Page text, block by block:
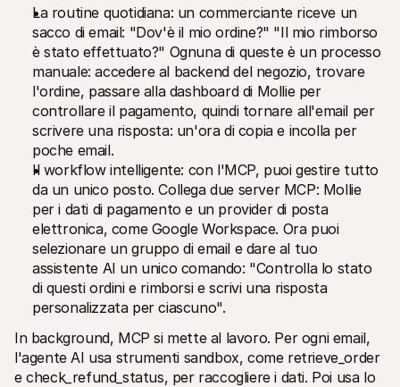
La routine quotidiana: un commerciante riceve un
sacco di email: "Dov'è il mio ordine?" "Il mio rimborso
è stato effettuato?" Ognuna di queste è un processo
manuale: accedere al backend del negozio, trovare
l'ordine, passare alla dashboard di Mollie per
controllare il pagamento, quindi tornare all'email per
scrivere una risposta: un'ora di copia e incolla per
poche email.
Il workflow intelligente: con l'MCP, puoi gestire tutto
da un unico posto. Collega due server MCP: Mollie
per i dati di pagamento e un provider di posta
elettronica, come Google Workspace. Ora puoi
selezionare un gruppo di email e dare al tuo
assistente AI un unico comando: "Controlla lo stato
di questi ordini e rimborsi e scrivi una risposta
personalizzata per ciascuno".
In background, MCP si mette al lavoro. Per ogni email,
l'agente AI usa strumenti sandbox, come retrieve_order
e check_refund_status, per raccogliere i dati. Poi usa lo